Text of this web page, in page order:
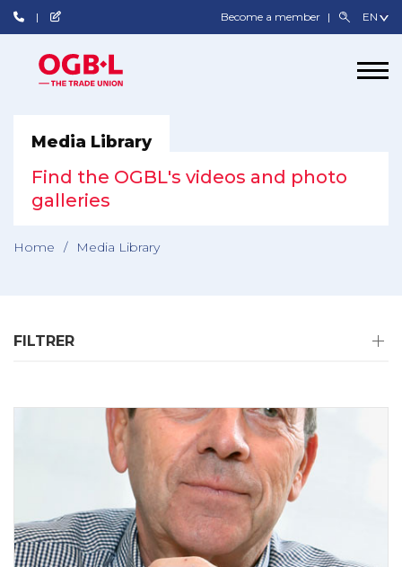
Become a member
Media Library
Find the OGBL's videos and photo
galleries
Home / Media Library
FILTRER